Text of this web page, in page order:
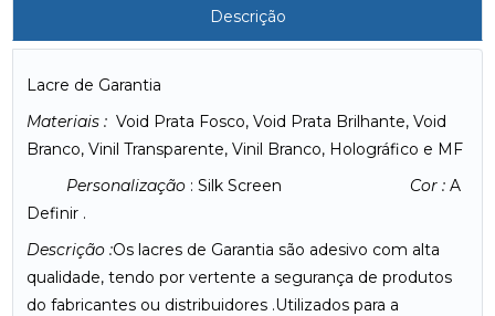
Descrição
Lacre de Garantia
Materiais : Void Prata Fosco, Void Prata Brilhante, Void
Branco, Vinil Transparente, Vinil Branco, Holográfico e MF
Personalização : Silk Screen Cor : A
Definir .
Descrição :Os lacres de Garantia são adesivo com alta
qualidade, tendo por vertente a segurança de produtos
do fabricantes ou distribuidores .Utilizados para a